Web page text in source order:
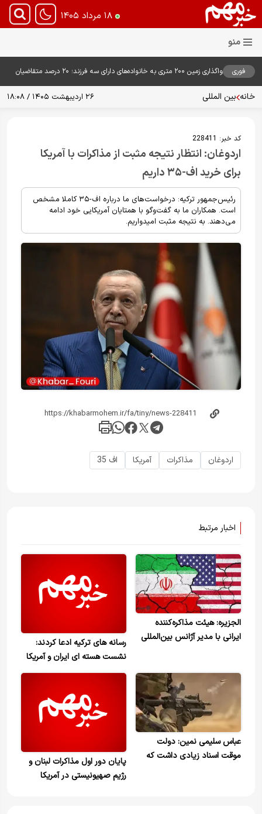
۱۸ مرداد ۱۴۰۵
فوری
واگذاری زمین ۲۰۰ متری به خانواده‌های دارای سه فرزند؛ ۲۰ درصد متقاضیان
خانه بین المللی ۲۶ اردیبهشت ۱۴۰۵ / ۱۸:۰۸
کد خبر: 228411
اردوغان: انتظار نتیجه مثبت از مذاکرات با آمریکا
برای خرید اف-۳۵ داریم
رئیس‌جمهور ترکیه: درخواست‌های ما درباره اف-۳۵ کاملا مشخص
است. همکاران ما به گفت‌وگو با همتایان آمریکایی خود ادامه
می‌دهند. به نتیجه مثبت امیدواریم.
اردوغان مذاکرات آمریکا اف 35
اخبار مرتبط
الجزیره: هیئت مذاکره‌کننده
ایرانی با مدیر آژانس بین‌المللی
رسانه های ترکیه ادعا کردند:
نشست هسته ای ایران و آمریکا
به ریاست اردوغان در استانبول
عباس سلیمی نمین: دولت
موقت اسناد زیادی داشت که
پایان دور اول مذاکرات لبنان و
رژیم صهیونیستی در آمریکا